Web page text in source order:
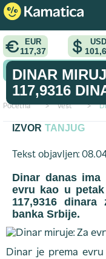
EUR
117,37
USD
Početna > vest >
DINAR
117,9316
IZVOR TANJUG
Tekst objavljen:
Dinar danas
evru kao u
117,9316
banka Srbije.
Dinar je prema